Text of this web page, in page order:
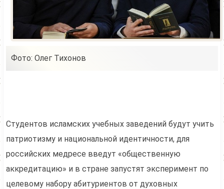
Фото: Олег Тихонов
Студентов исламских учебных заведений будут учить
патриотизму и национальной идентичности, для
российских медресе введут «общественную
аккредитацию» и в стране запустят эксперимент по
целевому набору абитуриентов от духовных